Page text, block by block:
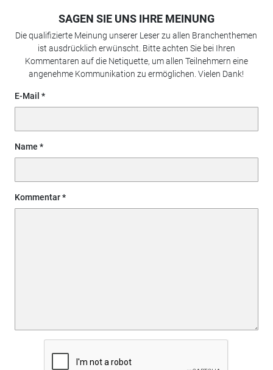
SAGEN SIE UNS IHRE MEINUNG
Die qualifizierte Meinung unserer Leser zu allen Branchenthemen
ist ausdrücklich erwünscht. Bitte achten Sie bei Ihren
Kommentaren auf die Netiquette, um allen Teilnehmern eine
angenehme Kommunikation zu ermöglichen. Vielen Dank!
E-Mail
Name
Kommentar